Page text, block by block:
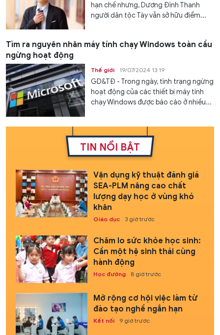
hạn chế nhưng, Dương Đình Thanh
người dân tộc Tày vẫn sở hữu điểm...
Tìm ra nguyên nhân máy tính chạy Windows toàn cầu
ngừng hoạt động
Thế giới 19/07/2024 13:19
GD&TĐ - Trong ngày, tình trạng ngừng
hoạt động của các thiết bị máy tính
chạy Windows được báo cáo ở nhiều...
TIN NỔI BẬT
Vận dụng kỹ thuật đánh giá
SEA-PLM nâng cao chất
lượng dạy học ở vùng khó
khăn
Giáo dục 3 giờ trước
Chăm lo sức khỏe học sinh:
Cần một hệ sinh thái cùng
hành động
Học đường 8 giờ trước
Mở rộng cơ hội việc làm từ
đào tạo nghề ngắn hạn
Kết nối 9 giờ trước